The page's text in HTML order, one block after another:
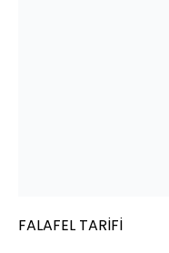
FALAFEL TARİFİ